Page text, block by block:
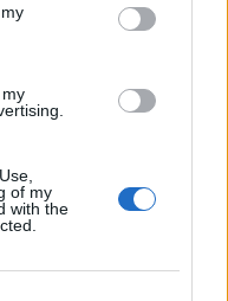
of my
with the
Egyesült Államok a
pár váratlan hiba
legnagyobb
csata az ukrán
orosz-ukrán háborúból
milliárdos program
dönt akabinet